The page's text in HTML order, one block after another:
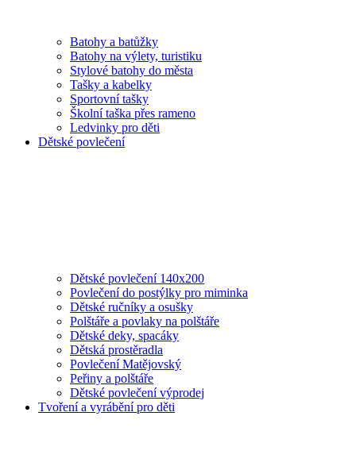
Batohy a batůžky
Batohy na výlety, turistiku
Stylové batohy do města
Tašky a kabelky
Sportovní tašky
Školní taška přes rameno
Ledvinky pro děti
Dětské povlečení
Dětské povlečení 140x200
Povlečení do postýlky pro miminka
Dětské ručníky a osušky
Polštáře a povlaky na polštáře
Dětské deky, spacáky
Dětská prostěradla
Povlečení Matějovský
Peřiny a polštáře
Dětské povlečení výprodej
Tvoření a vyrábění pro děti